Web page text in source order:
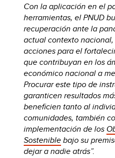
Con la aplicación en el
herramientas, el PNUD
recuperación ante la
actual contexto
acciones para el
que contribuyan en los
económico nacional a
Procurar este tipo de
garanticen resultados
beneficien tanto al
comunidades, también
implementación de los
Sosteniblebajo su
dejar a nadie atrás”.